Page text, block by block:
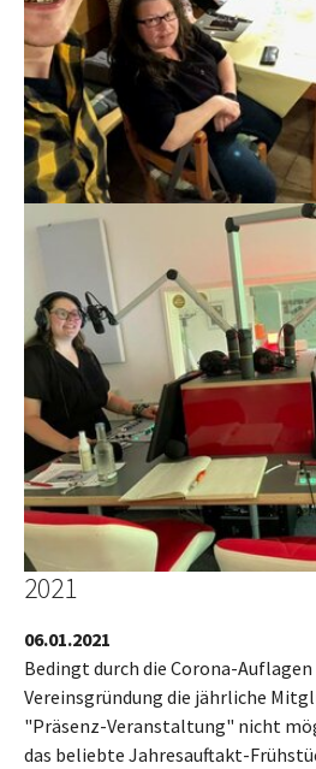
Show larger version
2021
06.01.2021
Bedingt durch die Corona-
Vereinsgründung die jährliche
"Präsenz-Veranstaltung" nicht
das beliebte Jahresauftakt-